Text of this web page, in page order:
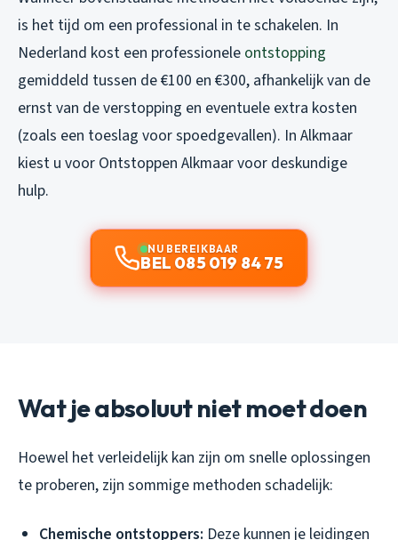
is het tijd om een professional in te schakelen. In
Nederland kost een professionele ontstopping
gemiddeld tussen de €100 en €300, afhankelijk van de
ernst van de verstopping en eventuele extra kosten
(zoals een toeslag voor spoedgevallen). In Alkmaar
kiest u voor Ontstoppen Alkmaar voor deskundige
hulp.
NU BEREIKBAAR
BEL 085 019 84 75
Wat je absoluut niet moet doen
Hoewel het verleidelijk kan zijn om snelle oplossingen
te proberen, zijn sommige methoden schadelijk:
Chemische ontstoppers: Deze kunnen je leidingen